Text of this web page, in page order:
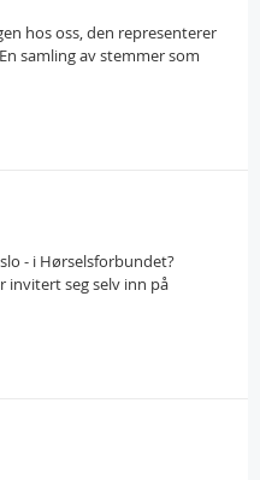
hos oss, den representerer
samling av stemmer som
- i Hørselsforbundet?
invitert seg selv inn på